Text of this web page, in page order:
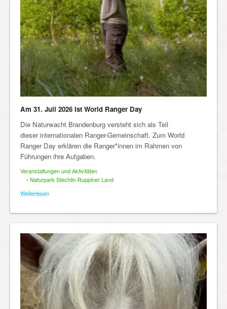
Am 31. Juli 2026 ist World Ranger Day
Die Naturwacht Brandenburg versteht sich als Teil
dieser internationalen Ranger-Gemeinschaft. Zum World
Ranger Day erklären die Ranger*innen im Rahmen von
Führungen ihre Aufgaben.
Veranstaltungen und Aktivitäten
• Naturpark Stechlin-Ruppiner Land
Weiterlesen